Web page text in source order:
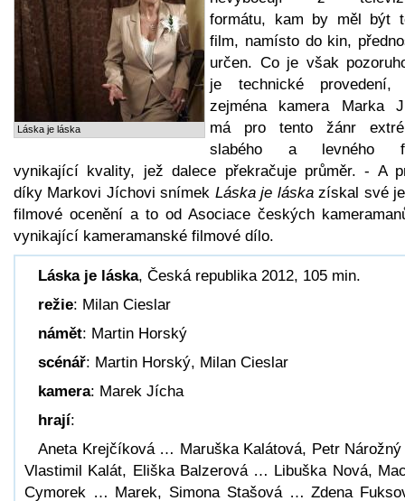
Láska je láska
formátu, kam by měl být
film, namísto do kin,
určen. Co je však
je technické provedení,
zejména kamera Marka
má pro tento žánr
slabého a levného
vynikající kvality, jež dalece překračuje průměr. - A
díky Markovi Jíchovi snímek Láska je láskazískal své
filmové ocenění a to od Asociace českých
vynikající kameramanské filmové dílo.
Láska je láska, Česká republika 2012, 105 min.
režie: Milan Cieslar
námět: Martin Horský
scénář: Martin Horský, Milan Cieslar
kamera: Marek Jícha
hrají:
Aneta Krejčíková … Maruška Kalátová, Petr
Vlastimil Kalát, Eliška Balzerová … Libuška Nová,
Cymorek … Marek, Simona Stašová … Zdena